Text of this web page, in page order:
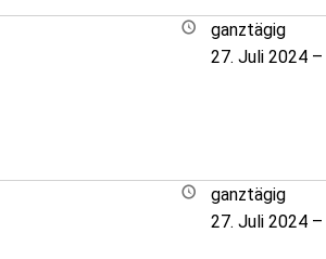
ganztägig
27. Juli 2024 –
ganztägig
27. Juli 2024 –